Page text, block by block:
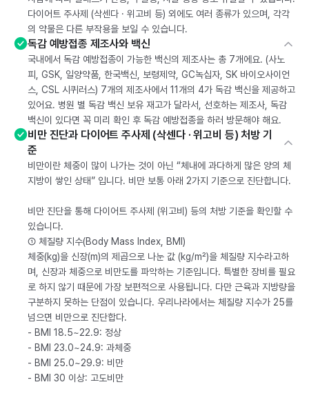
다이어트 주사제 (삭센다 · 위고비 등) 외에도 여러 종류가 있으며, 각각
의 약물은 다른 부작용을 보일 수 있습니다.
독감 예방접종 제조사와 백신
국내에서 독감 예방접종이 가능한 백신의 제조사는 총 7개에요. (사노
피, GSK, 일양약품, 한국백신, 보령제약, GC녹십자, SK 바이오사이언
스, CSL 시퀴러스) 7개의 제조사에서 11개의 4가 독감 백신을 제공하고
있어요. 병원 별 독감 백신 보유 재고가 달라서, 선호하는 제조사, 독감
백신이 있다면 꼭 미리 확인 후 독감 예방접종을 하러 방문해야 해요.
비만 진단과 다이어트 주사제 (삭센다 · 위고비 등) 처방 기
준
비만이란 체중이 많이 나가는 것이 아닌 “체내에 과다하게 많은 양의 체
지방이 쌓인 상태” 입니다. 비만 보통 아래 2가지 기준으로 진단합니다.
비만 진단을 통해 다이어트 주사제 (위고비) 등의 처방 기준을 확인할 수
있습니다.
① 체질량 지수(Body Mass Index, BMI)
체중(kg)을 신장(m)의 제곱으로 나눈 값 (kg/m²)을 체질량 지수라고하
며, 신장과 체중으로 비만도를 파악하는 기준입니다. 특별한 장비를 필요
로 하지 않기 때문에 가장 보편적으로 사용됩니다. 다만 근육과 지방량을
구분하지 못하는 단점이 있습니다. 우리나라에서는 체질량 지수가 25를
넘으면 비만으로 진단합다.
- BMI 18.5~22.9: 정상
- BMI 23.0~24.9: 과체중
- BMI 25.0~29.9: 비만
- BMI 30 이상: 고도비만